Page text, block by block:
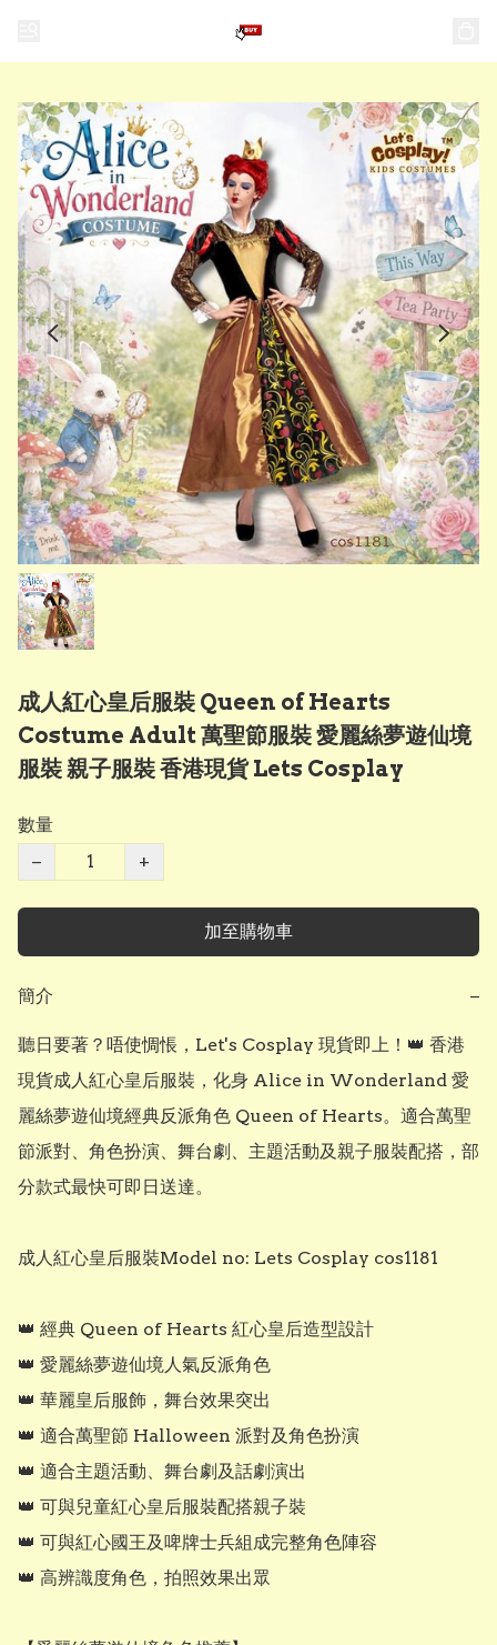
成人紅心皇后服裝 Queen of Hearts
Costume Adult 萬聖節服裝 愛麗絲夢遊仙境
服裝 親子服裝 香港現貨 Lets Cosplay
數量
−
+
加至購物車
簡介 −
聽日要著？唔使惆悵，Let's Cosplay 現貨即上！👑 香港
現貨成人紅心皇后服裝，化身 Alice in Wonderland 愛
麗絲夢遊仙境經典反派角色 Queen of Hearts。適合萬聖
節派對、角色扮演、舞台劇、主題活動及親子服裝配搭，部
分款式最快可即日送達。
成人紅心皇后服裝Model no: Lets Cosplay cos1181
👑 經典 Queen of Hearts 紅心皇后造型設計
👑 愛麗絲夢遊仙境人氣反派角色
👑 華麗皇后服飾，舞台效果突出
👑 適合萬聖節 Halloween 派對及角色扮演
👑 適合主題活動、舞台劇及話劇演出
👑 可與兒童紅心皇后服裝配搭親子裝
👑 可與紅心國王及啤牌士兵組成完整角色陣容
👑 高辨識度角色，拍照效果出眾